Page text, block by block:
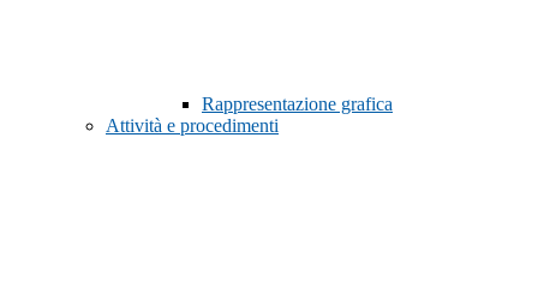
Rappresentazione grafica
Attività e procedimenti